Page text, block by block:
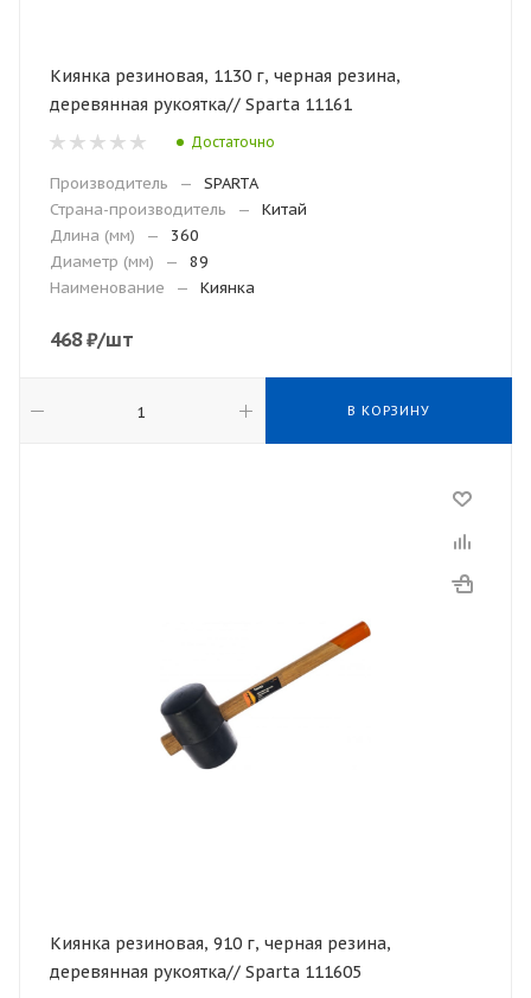
Киянка резиновая, 1130 г, черная резина,
деревянная рукоятка// Sparta 11161
Достаточно
Производитель —
SPARTA
Страна-производитель
—
Китай
Длина (мм)
—
360
Диаметр (мм)
—
89
Наименование
— Киянка
468₽/шт
В КОРЗИНУ
Киянка резиновая, 910 г, черная резина,
деревянная рукоятка// Sparta 111605